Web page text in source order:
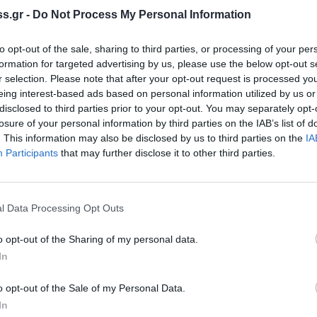
- Do Not Process My Personal Information
opt-out of the sale, sharing to third parties, or processing of your
for targeted advertising by us, please use the below opt-out
selection. Please note that after your opt-out request is processed
interest-based ads based on personal information utilized by us
to third parties prior to your opt-out. You may separately
of your personal information by third parties on the IAB’s list of
This information may also be disclosed by us to third parties on the
Participants that may further disclose it to other third parties.
Data Processing Opt Outs
opt-out of the Sharing of my personal data.
opt-out of the Sale of my Personal Data.
του Αγροτικού Συλλόγου Φιλιατρών,
φέτος στην ελαιοκαλλιέργεια,
οι ακραίες καιρικές συνθήκες, αλλά και η
ανώτατο πλαφόν στο μεροκάματο για την
την έλλειψη εργατών γιατί αυξάνει το
καλλιεργούμε. Δεν μπορεί να αυξάνουν
βιώσιμοι. Αν δεν γίνει τίποτα τότε όλα
μπορούν οι Έλληνες αλλά και οι ξένοι να